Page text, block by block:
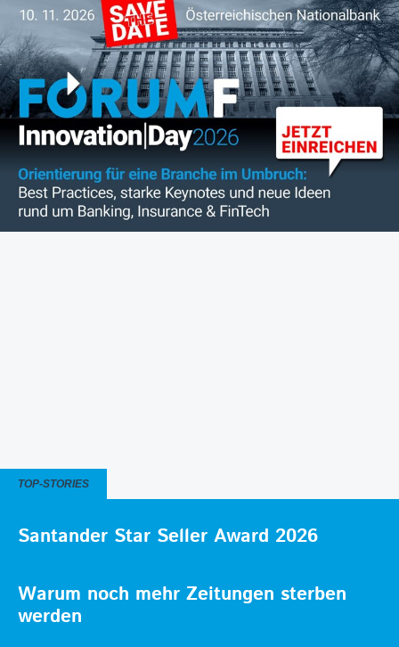
TOP-STORIES
Santander Star Seller Award 2026
Warum noch mehr Zeitungen sterben
werden